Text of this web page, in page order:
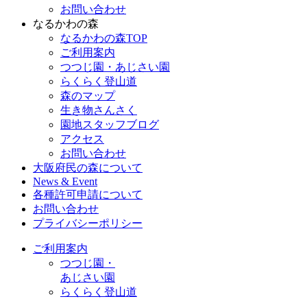
お問い合わせ
なるかわの森
なるかわの森TOP
ご利用案内
つつじ園・あじさい園
らくらく登山道
森のマップ
生き物さんさく
園地スタッフブログ
アクセス
お問い合わせ
大阪府民の森について
News & Event
各種許可申請について
お問い合わせ
プライバシーポリシー
ご利用案内
つつじ園・
あじさい園
らくらく登山道